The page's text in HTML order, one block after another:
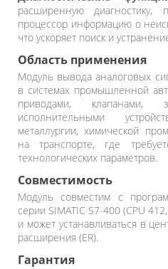
расширенную диагностику,
процессор информацию о
что ускоряет поиск и
Область применения
Модуль вывода аналоговых
в системах промышленной
приводами, клапанами,
исполнительными
металлургии, химической
на транспорте, где
технологических параметров.
Совместимость
Модуль совместим с
серии SIMATIC S7-400 (CPU
и может устанавливаться в
расширения (ER).
Гарантия